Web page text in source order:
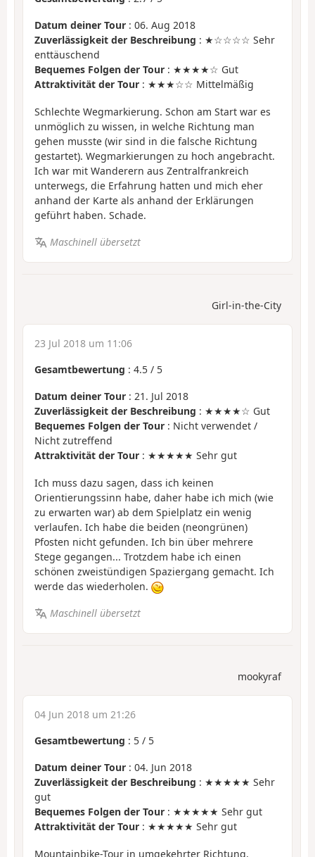
Datum deiner Tour : 06. Aug 2018
Zuverlässigkeit der Beschreibung : ★☆☆☆☆ Sehr
enttäuschend
Bequemes Folgen der Tour : ★★★★☆ Gut
Attraktivität der Tour : ★★★☆☆ Mittelmäßig
Schlechte Wegmarkierung. Schon am Start war es
unmöglich zu wissen, in welche Richtung man
gehen musste (wir sind in die falsche Richtung
gestartet). Wegmarkierungen zu hoch angebracht.
Ich war mit Wanderern aus Zentralfrankreich
unterwegs, die Erfahrung hatten und mich eher
anhand der Karte als anhand der Erklärungen
geführt haben. Schade.
Maschinell übersetzt
Girl-in-the-City
23 Jul 2018 um 11:06
Gesamtbewertung : 4.5 / 5
Datum deiner Tour : 21. Jul 2018
Zuverlässigkeit der Beschreibung : ★★★★☆ Gut
Bequemes Folgen der Tour : Nicht verwendet /
Nicht zutreffend
Attraktivität der Tour : ★★★★★ Sehr gut
Ich muss dazu sagen, dass ich keinen
Orientierungssinn habe, daher habe ich mich (wie
zu erwarten war) ab dem Spielplatz ein wenig
verlaufen. Ich habe die beiden (neongrünen)
Pfosten nicht gefunden. Ich bin über mehrere
Stege gegangen... Trotzdem habe ich einen
schönen zweistündigen Spaziergang gemacht. Ich
werde das wiederholen.
Maschinell übersetzt
mookyraf
04 Jun 2018 um 21:26
Gesamtbewertung : 5 / 5
Datum deiner Tour : 04. Jun 2018
Zuverlässigkeit der Beschreibung : ★★★★★ Sehr
gut
Bequemes Folgen der Tour : ★★★★★ Sehr gut
Attraktivität der Tour : ★★★★★ Sehr gut
Mountainbike-Tour in umgekehrter Richtung.